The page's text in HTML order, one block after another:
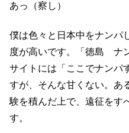
あっ（察し）
僕は色々と日本中をナンパ
度が高いです。「徳島 ナ
サイトには「ここでナンパ
すが、そんな甘くない。あ
験を積んだ上で、遠征をす
す。